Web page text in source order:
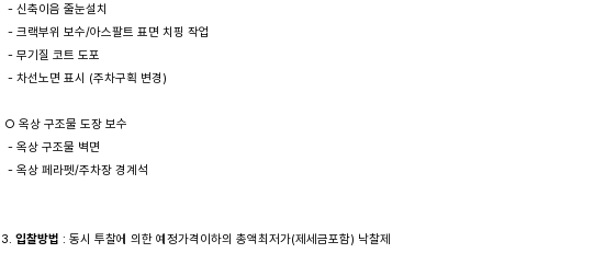
  - 신축이음 줄눈설치
  - 크랙부위 보수/아스팔트 표면 치핑 작업
  - 무기질 코트 도포
  - 차선노면 표시 (주차구획 변경)
○ 옥상 구조물 도장 보수
  - 옥상 구조물 벽면
  - 옥상 페라펫/주차장 경계석
3. 입찰방법 : 동시 투찰에 의한 예정가격이하의 총액최저가(제세금포함) 낙찰제